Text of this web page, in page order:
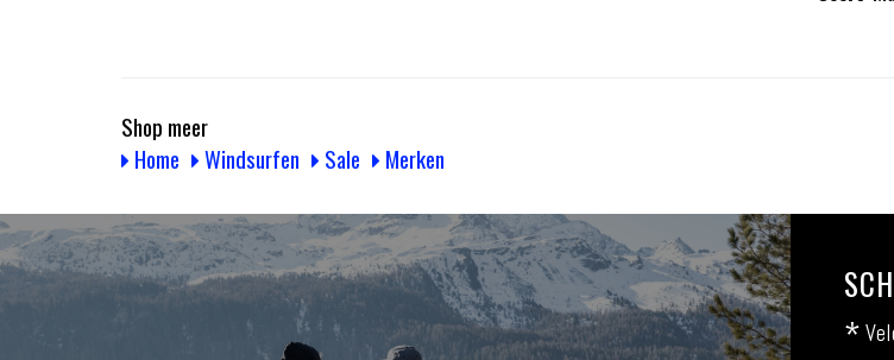
Shop meer
Home
Windsurfen Sale Merken
*